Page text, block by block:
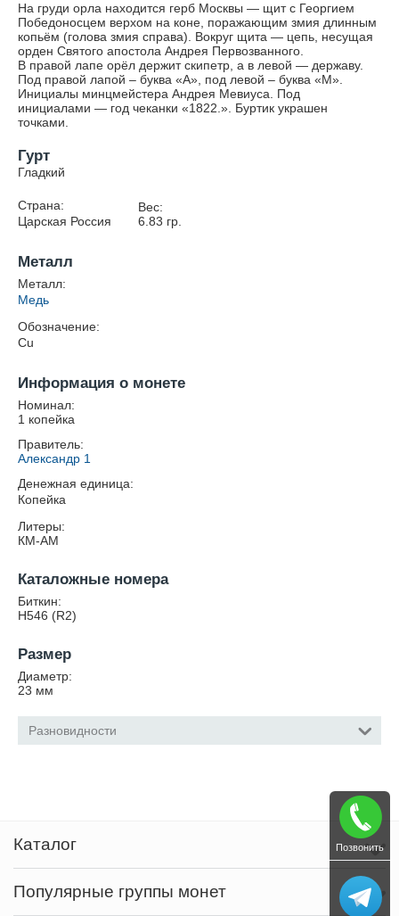
На груди орла находится герб Москвы — щит с Георгием
Победоносцем верхом на коне, поражающим змия длинным
копьём (голова змия справа). Вокруг щита — цепь, несущая
орден Святого апостола Андрея Первозванного.
В правой лапе орёл держит скипетр, а в левой — державу.
Под правой лапой – буква «А», под левой – буква «М».
Инициалы минцмейстера Андрея Мевиуса. Под
инициалами — год чеканки «1822.». Буртик украшен
точками.
Гурт
Гладкий
Страна:
Царская Россия
Вес:
6.83 гр.
Металл
Металл:
Медь
Обозначение:
Cu
Информация о монете
Номинал:
1 копейка
Правитель:
Александр 1
Денежная единица:
Копейка
Литеры:
КМ-АМ
Каталожные номера
Биткин:
Н546 (R2)
Размер
Диаметр:
23 мм
Разновидности
Каталог
Популярные группы монет
Позвонить